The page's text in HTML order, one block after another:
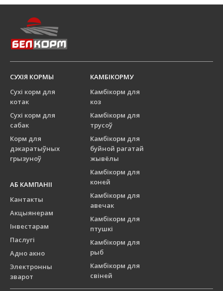
СУХІЯ КОРМЫ
Сухі корм для
котак
Сухі корм для
сабак
Корм для
дэкаратыўных
грызуноў
КАМБІКОРМУ
Камбікорм для
коз
Камбікорм для
трусоў
Камбікорм для
буйной рагатай
жывёлы
Камбікорм для
коней
Камбікорм для
авечак
Камбікорм для
птушкі
Камбікорм для
рыб
Камбікорм для
свіней
АБ КАМПАНІІ
Кантакты
Акцыянерам
Інвестарам
Паслугі
Адно акно
Электронны
зварот